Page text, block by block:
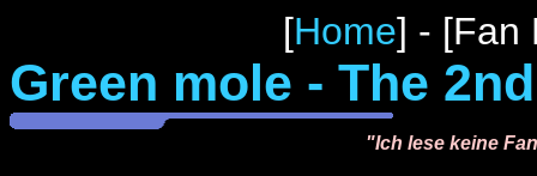
[Home] - [Fan
Green mole - The
"Ich lese keine